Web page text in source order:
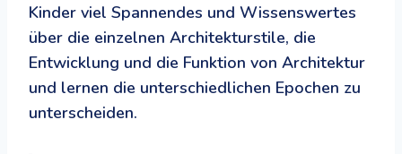
Kinder viel Spannendes und Wissenswertes
über die einzelnen Architekturstile, die
Entwicklung und die Funktion von Architektur
und lernen die unterschiedlichen Epochen zu
unterscheiden.